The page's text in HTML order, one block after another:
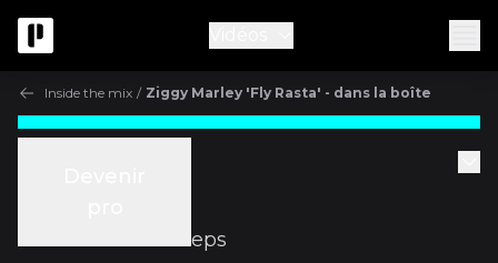
Inside the mix / Ziggy Marley 'Fly Rasta' - dans la boîte
Andrew Scheps